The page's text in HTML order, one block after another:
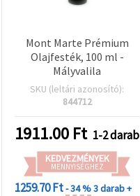
Mont Marte Prémium
Olajfesték, 100 ml -
Mályvalila
SKU (leltári azonosító):
844712
1911.00 Ft 1-2 darab
KEDVEZMÉNYEK
MENNYISÉGHEZ
1259.70 Ft- 34 %3 darab +